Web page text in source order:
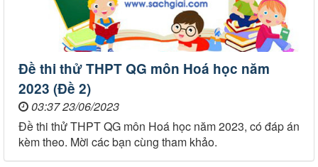
Đề thi thử THPT QG môn Hoá học năm
2023 (Đề 2)
03:37 23/06/2023
Đề thi thử THPT QG môn Hoá học năm 2023, có đáp án
kèm theo. Mời các bạn cùng tham khảo.